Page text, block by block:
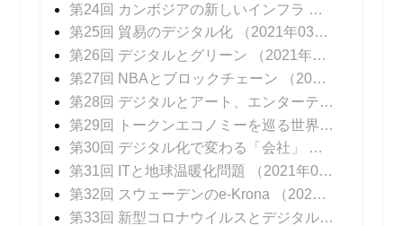
第24回 カンボジアの新しいインフラ
（2021年02
第25回 貿易のデジタル化
（2021年03月03日 掲載）
第26回 デジタルとグリーン
（2021年03月10日 掲載）
第27回 NBAとブロックチェーン
（2021年03月17日 掲載）
第28回 デジタルとアート、エンターテインメント
第29回 トークンエコノミーを巡る世界の動向
第30回 デジタル化で変わる「会社」
（2021年04
第31回 ITと地球温暖化問題
（2021年04月14日 掲載）
第32回 スウェーデンのe-Krona
（2021年04月21日 掲載）
第33回 新型コロナウイルスとデジタル化